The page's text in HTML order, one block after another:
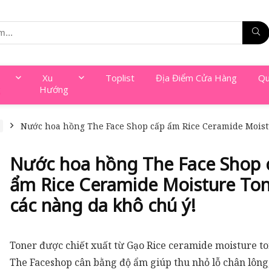
Xu
Hướng
Toplist Địa Điểm Cửa Hàng
Nước hoa hồng The Face Shop cấp ẩm Rice Ceramide
Nước hoa hồng The Face Shop
ẩm Rice Ceramide Moisture
các nàng da khô chú ý!
Toner được chiết xuất từ Gạo Rice ceramide moisture
The Faceshop cân bằng độ ẩm giúp thu nhỏ lỗ chân